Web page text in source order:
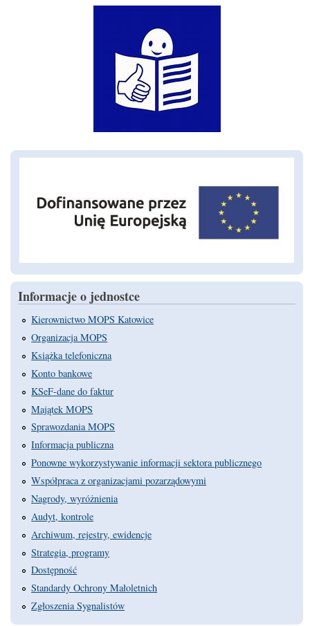
Informacje o jednostce
Kierownictwo MOPS Katowice
Organizacja MOPS
Książka telefoniczna
Konto bankowe
KSeF-dane do faktur
Majątek MOPS
Sprawozdania MOPS
Informacja publiczna
Ponowne wykorzystywanie informacji sektora publicznego
Współpraca z organizacjami pozarządowymi
Nagrody, wyróżnienia
Audyt, kontrole
Archiwum, rejestry, ewidencje
Strategia, programy
Dostępność
Standardy Ochrony Małoletnich
Zgłoszenia Sygnalistów